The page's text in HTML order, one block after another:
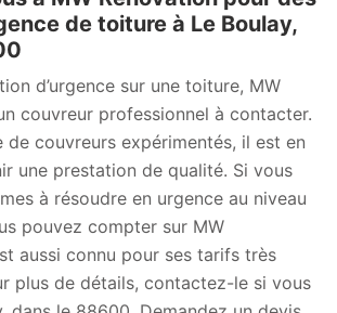
de toiture à Le Boulay,
d’urgence sur une toiture, MW
couvreur professionnel à contacter.
de couvreurs expérimentés, il est en
une prestation de qualité. Si vous
à résoudre en urgence au niveau
pouvez compter sur MW
aussi connu pour ses tarifs très
plus de détails, contactez-le si vous